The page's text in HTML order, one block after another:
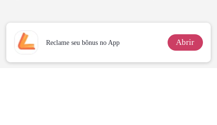
Reclame seu bônus no App Abrir